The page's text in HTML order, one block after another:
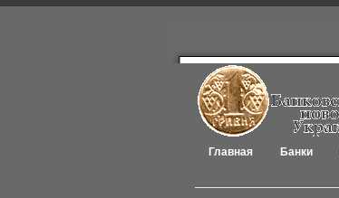
Главная Банки